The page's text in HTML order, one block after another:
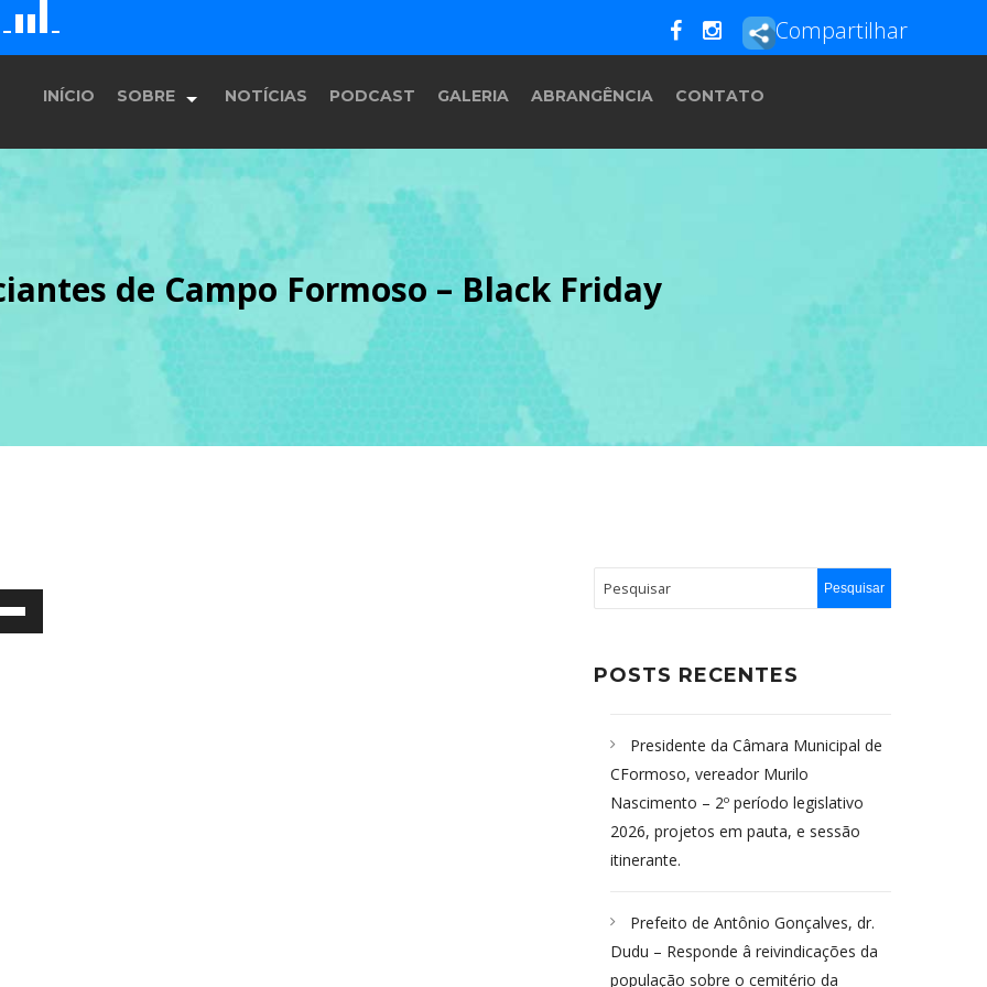
DE F H Compartilhar
INÍCIO SOBRE
História
Equipe
Programação
NOTÍCIAS PODCAST GALERIA ABRANGÊNCIA CONTATO
de Campo Formoso – Black Friday
POSTS RECENTES
Presidente da Câmara Municipal de
CFormoso, vereador Murilo
Nascimento – 2º período legislativo
2026, projetos em pauta, e sessão
itinerante.
Prefeito de Antônio Gonçalves, dr.
Dudu – Responde â reivindicações da
população sobre o cemitério da